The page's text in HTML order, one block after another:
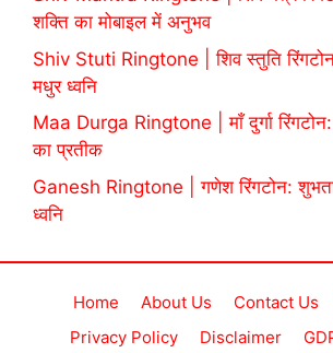
शक्ति का मोबाइल में अनुभव
Shiv Stuti Ringtone | शिव स्तुति
मधुर ध्वनि
Maa Durga Ringtone | माँ दुर्गा
का प्रतीक
Ganesh Ringtone | गणेश रिंगटोन:
ध्वनि
Home About Us Contact Us
Privacy Policy
Disclaimer